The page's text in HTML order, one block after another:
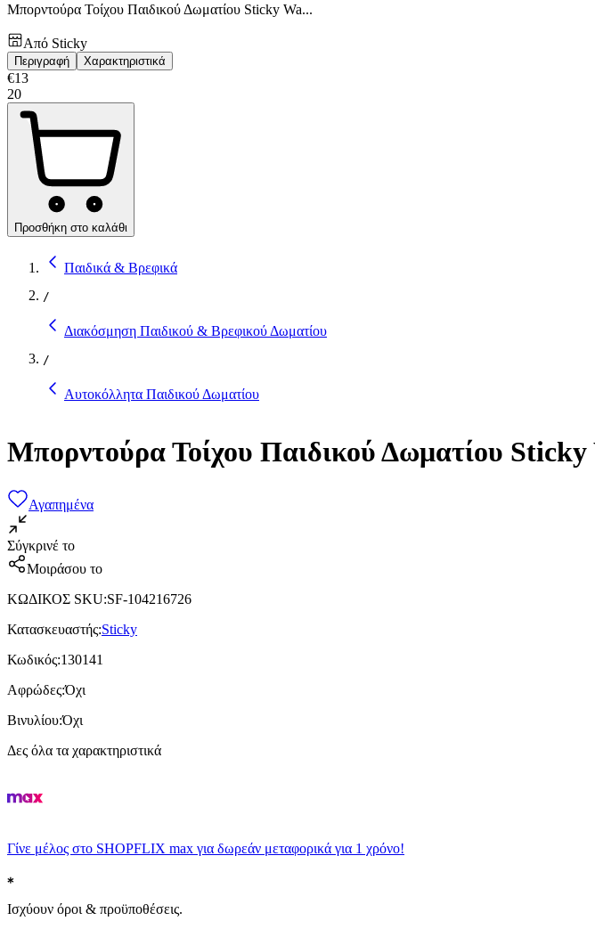
Μπορντούρα Τοίχου Παιδικού Δωματίου Sticky Wa...
Από Sticky
Περιγραφή Χαρακτηριστικά
€13
20
Προσθήκη στο καλάθι
Παιδικά & Βρεφικά
/
Διακόσμηση Παιδικού & Βρεφικού Δωματίου
/
Αυτοκόλλητα Παιδικού Δωματίου
Μπορντούρα Τοίχου Παιδικού Δωματίου
Αγαπημένα
Σύγκρινέ το
Μοιράσου το
ΚΩΔΙΚΟΣ SKU:SF-104216726
Κατασκευαστής:Sticky
Κωδικός:130141
Αφρώδες:Όχι
Βινυλίου:Όχι
Δες όλα τα χαρακτηριστικά
Γίνε μέλος στο SHOPFLIX max για δωρεάν μεταφορικά για 1 χρόνο!
Ισχύουν όροι & προϋποθέσεις.